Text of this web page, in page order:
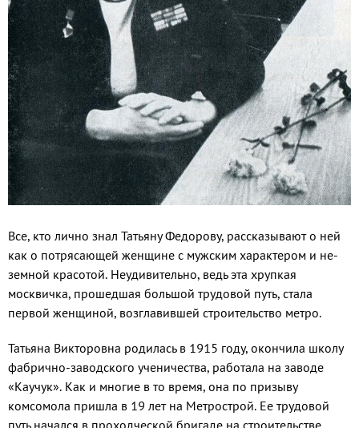
Все, кто лично знал Татьяну Федоро­ву, рассказывают о ней
как о потрясаю­щей женщине с мужским характером и не­
земной красотой. Неудивительно, ведь эта хрупкая
москвичка, прошедшая большой трудовой путь, стала
первой женщиной, возглавившей строительство метро.
Татьяна Викторовна родилась в 1915 году, окончила школу
фабрично-заводского ученичества, работала на заводе
«Каучук». Как и многие в то время, она по призыву
комсомола пришла в 19 лет на Метрострой. Ее трудовой
путь начался в проходческой бригаде на строительстве